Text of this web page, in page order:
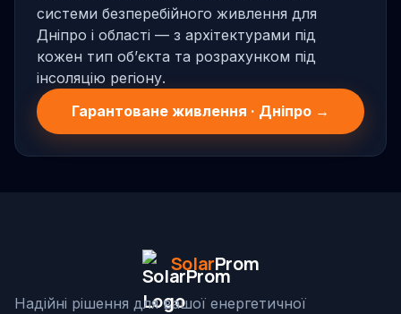
системи безперебійного живлення для
Дніпро і області — з архітектурами під
кожен тип обʼєкта та розрахунком під
інсоляцію регіону.
Гарантоване живлення · Дніпро →
SolarProm
Надійні рішення для вашої енергетичної